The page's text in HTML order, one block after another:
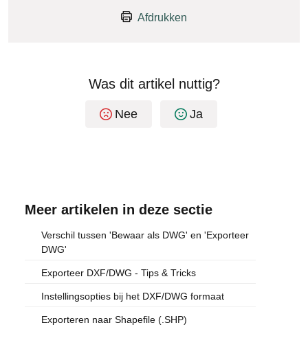
Afdrukken
Was dit artikel nuttig?
Nee Ja
Meer artikelen in deze sectie
Verschil tussen 'Bewaar als DWG' en 'Exporteer
DWG'
Exporteer DXF/DWG - Tips & Tricks
Instellingsopties bij het DXF/DWG formaat
Exporteren naar Shapefile (.SHP)